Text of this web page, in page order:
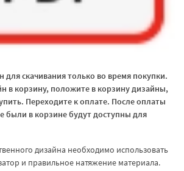
для скачивания только во время покупки.
в корзину, положите в корзину дизайны,
Переходите к оплате. После оплаты
были в корзине будут доступны для
дизайна необходимо использовать
и правильное натяжение материала.